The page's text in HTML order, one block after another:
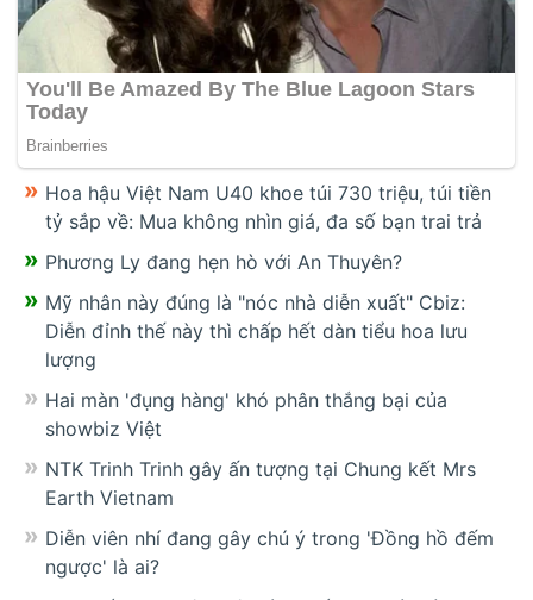
Hoa hậu Việt Nam U40 khoe túi 730 triệu, túi tiền
tỷ sắp về: Mua không nhìn giá, đa số bạn trai trả
Phương Ly đang hẹn hò với An Thuyên?
Mỹ nhân này đúng là "nóc nhà diễn xuất" Cbiz:
Diễn đỉnh thế này thì chấp hết dàn tiểu hoa lưu
lượng
Hai màn 'đụng hàng' khó phân thắng bại của
showbiz Việt
NTK Trinh Trinh gây ấn tượng tại Chung kết Mrs
Earth Vietnam
Diễn viên nhí đang gây chú ý trong 'Đồng hồ đếm
ngược' là ai?